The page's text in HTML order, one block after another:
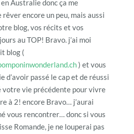
Australie donc ça me
encore un peu, mais aussi
blog, vos récits et vos
au TOP! Bravo. j’ai moi
blog (
) et vous
d’avoir passé le cap et de réussi
votre vie précédente pour vivre
à 2! encore Bravo… j’aurai
vous rencontrer… donc si vous
Romande, je ne louperai pas